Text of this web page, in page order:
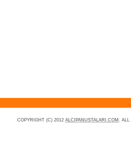
COPYRIGHT (C) 2012 ALCIPANUSTALARI.COM . ALL